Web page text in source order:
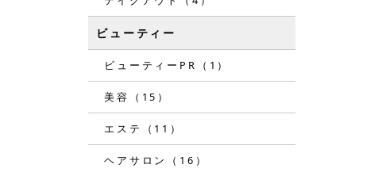
ビューティー
ビューティーPR（1）
美容（15）
エステ（11）
ヘアサロン（16）